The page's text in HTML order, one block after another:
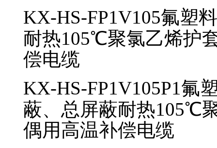
KX-HS-FP1V105氟塑
耐热105℃聚氯乙烯护
偿电缆
KX-HS-FP1V105P1氟
蔽、总屏蔽耐热
偶用高温补偿电缆